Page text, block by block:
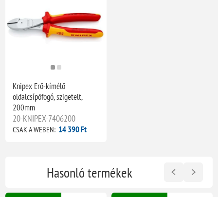
Knipex Erő-kímélő
oldalcsípőfogó, szigetelt,
200mm
20-KNIPEX-7406200
CSAK A WEBEN: 14 390 Ft
Hasonló termékek